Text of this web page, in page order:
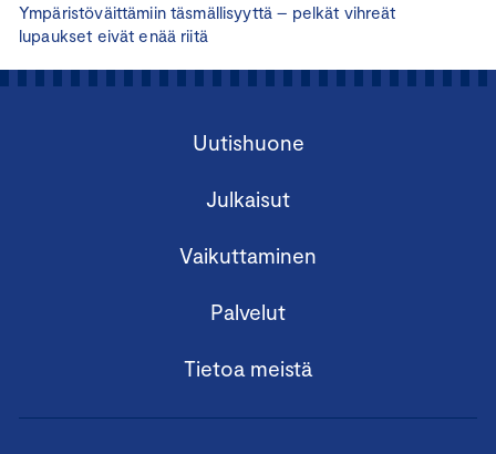
Ympäristöväittämiin täsmällisyyttä – pelkät vihreät
lupaukset eivät enää riitä
Uutishuone
Julkaisut
Vaikuttaminen
Palvelut
Tietoa meistä